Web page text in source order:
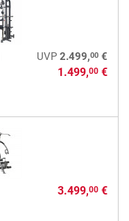
UVP 2.499,00€
1.499,00€
3.499,00€